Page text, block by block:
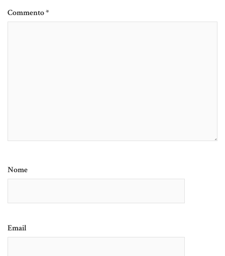
Commento*
Nome
Email